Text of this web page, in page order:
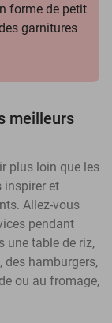
forme de petit
garnitures
meilleurs
plus loin que les
inspirer et
Allez-vous
pendant
une table de riz,
des hamburgers,
ou au fromage,